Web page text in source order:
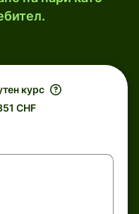
курс
CHF